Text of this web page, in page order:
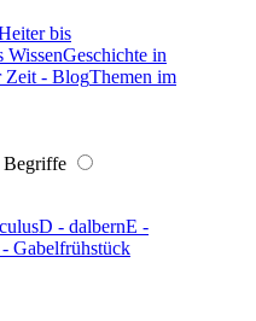
bis
WissenGeschichte in
Zeit - BlogThemen im
Begriffe
D - dalbernE -
Gabelfrühstück